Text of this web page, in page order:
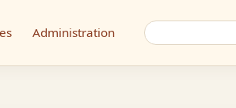
Administration